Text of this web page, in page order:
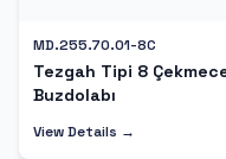
MD.255.70.01-8C
Tezgah Tipi 8
Buzdolabı
View Details →